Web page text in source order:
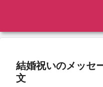
結婚祝いのメッセ
文